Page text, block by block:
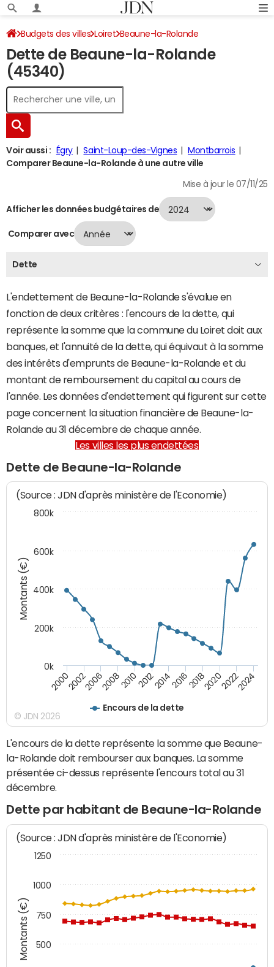
Budgets des villes Loiret Beaune-la-Rolande
Dette au 31/12/2024
Dette de Beaune-la-Rolande
(45340)
Voir aussi : Égry Saint-Loup-des-Vignes
Montbarrois
Comparer Beaune-la-Rolande à une autre ville
Mise à jour le 07/11/25
Afficher les données budgétaires de
Comparer avec
Dette
L'endettement de Beaune-la-Rolande s'évalue en
fonction de deux critères : l'encours de la dette, qui
représente la somme que la commune du Loiret doit aux
banques, et l'annuité de la dette, qui équivaut à la somme
des intérêts d'emprunts de Beaune-la-Rolande et du
montant de remboursement du capital au cours de
l'année. Les données d'endettement qui figurent sur cette
page concernent la situation financière de Beaune-la-
Rolande au 31 décembre de chaque année.
Les villes les plus endettées
Dette de Beaune-la-Rolande
Montants (€)
(Source : JDN d'après ministère de l'Economie)
Encours de la dette
200020022006200820102012201420162018202020222024
0k
200k
400k
600k
800k
© JDN 2026
L'encours de la dette représente la somme que Beaune-
la-Rolande doit rembourser aux banques. La somme
présentée ci-dessus représente l'encours total au 31
décembre.
Dette par habitant de Beaune-la-Rolande
Montants (€)
(Source : JDN d'après ministère de l'Economie)
500
750
1000
1250